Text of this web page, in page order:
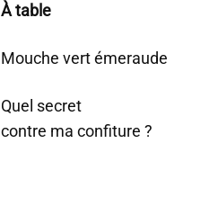
À table
Mouche vert émeraude
Quel secret
contre ma confiture ?